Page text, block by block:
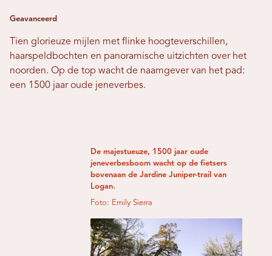
Geavanceerd
Tien glorieuze mijlen met flinke hoogteverschillen,
haarspeldbochten en panoramische uitzichten over het
noorden. Op de top wacht de naamgever van het pad:
een 1500 jaar oude jeneverbes.
De majestueuze, 1500 jaar oude
jeneverbesboom wacht op de fietsers
bovenaan de Jardine Juniper-trail van
Logan.
Foto: Emily Sierra